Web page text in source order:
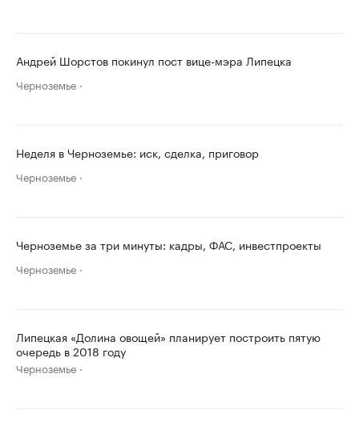
Андрей Шорстов покинул пост вице-мэра Липецка
Черноземье
Неделя в Черноземье: иск, сделка, приговор
Черноземье
Черноземье за три минуты: кадры, ФАС, инвестпроекты
Черноземье
Липецкая «Долина овощей» планирует построить пятую
очередь в 2018 году
Черноземье